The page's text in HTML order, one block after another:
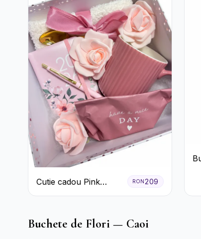
Cutie cadou Pink
Blossom Day
RON 209
Buchete de Flori — Caoi